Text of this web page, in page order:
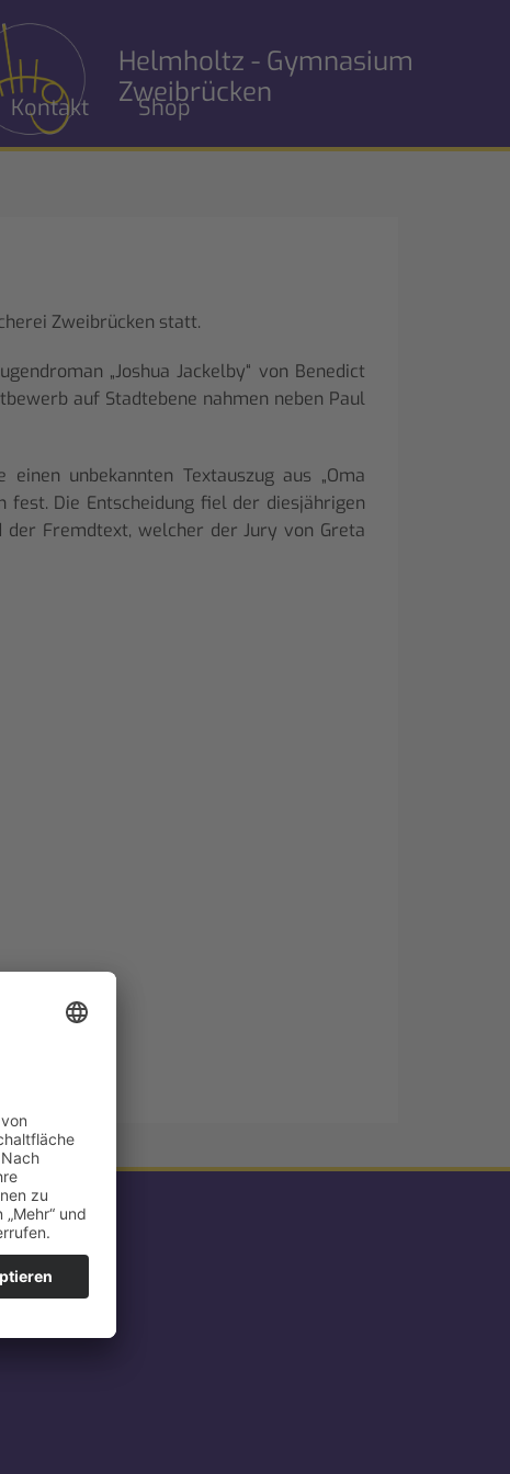
Helmholtz - Gymnasium
Zweibrücken
Kontakt Shop
Zweibrücken statt.
„Joshua Jackelby“ von Benedict
auf Stadtebene nahmen neben Paul
unbekannten Textauszug aus „Oma
fest. Die Entscheidung fiel der diesjährigen
Fremdtext, welcher der Jury von Greta